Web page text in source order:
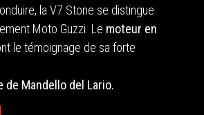
la V7 Stone se distingue
Moto Guzzi. Le moteur en
le témoignage de sa forte
Mandello del Lario.